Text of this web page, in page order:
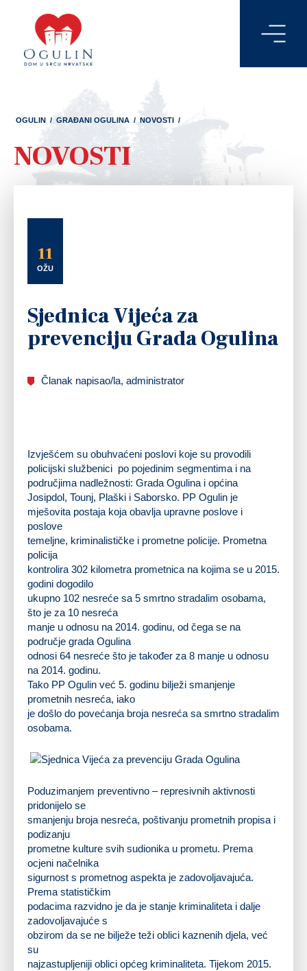
OGULIN / GRAĐANI OGULINA / NOVOSTI /
NOVOSTI
11
OŽU
Sjednica Vijeća za
prevenciju Grada Ogulina
Članak napisao/la, administrator
Izvješćem su obuhvaćeni poslovi koje su provodili
policijski službenici po pojedinim segmentima i na
područjima nadležnosti: Grada Ogulina i općina
Josipdol, Tounj, Plaški i Saborsko. PP Ogulin je
mješovita postaja koja obavlja upravne poslove i
poslove
temeljne, kriminalističke i prometne policije. Prometna
policija
kontrolira 302 kilometra prometnica na kojima se u 2015.
godini dogodilo
ukupno 102 nesreće sa 5 smrtno stradalim osobama,
što je za 10 nesreća
manje u odnosu na 2014. godinu, od čega se na
područje grada Ogulina
odnosi 64 nesreće što je također za 8 manje u odnosu
na 2014. godinu.
Tako PP Ogulin već 5. godinu bilježi smanjenje
prometnih nesreća, iako
je došlo do povećanja broja nesreća sa smrtno stradalim
osobama.
Poduzimanjem preventivno – represivnih aktivnosti
pridonijelo se
smanjenju broja nesreća, poštivanju prometnih propisa i
podizanju
prometne kulture svih sudionika u prometu. Prema
ocjeni načelnika
sigurnost s prometnog aspekta je zadovoljavajuća.
Prema statističkim
podacima razvidno je da je stanje kriminaliteta i dalje
zadovoljavajuće s
obzirom da se ne bilježe teži oblici kaznenih djela, već
su
najzastupljeniji oblici općeg kriminaliteta. Tijekom 2015.